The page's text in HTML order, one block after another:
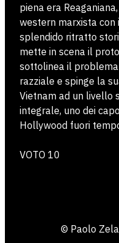
piena era
western marxista con
splendido ritratto
mette in scena il
sottolinea il
razziale e spinge la
Vietnam ad un livello
integrale, uno dei
Hollywood fuori
VOTO 10
© Paolo